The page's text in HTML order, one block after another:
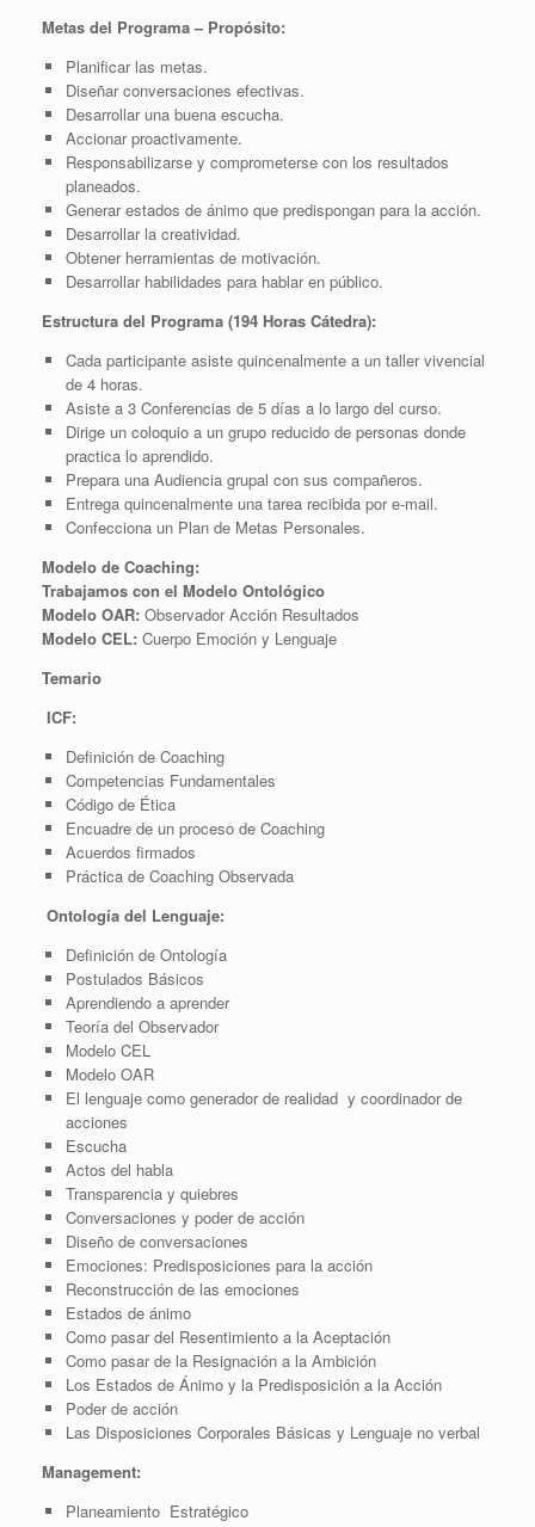
Metas del Programa – Propósito:
Planificar las metas.
Diseñar conversaciones efectivas.
Desarrollar una buena escucha.
Accionar proactivamente.
Responsabilizarse y comprometerse con los resultados
planeados.
Generar estados de ánimo que predispongan para la acción.
Desarrollar la creatividad.
Obtener herramientas de motivación.
Desarrollar habilidades para hablar en público.
Estructura del Programa (194 Horas Cátedra):
Cada participante asiste quincenalmente a un taller vivencial
de 4 horas.
Asiste a 3 Conferencias de 5 días a lo largo del curso.
Dirige un coloquio a un grupo reducido de personas donde
practica lo aprendido.
Prepara una Audiencia grupal con sus compañeros.
Entrega quincenalmente una tarea recibida por e-mail.
Confecciona un Plan de Metas Personales.
Modelo de Coaching:
Trabajamos con el Modelo Ontológico
Modelo OAR: Observador Acción Resultados
Modelo CEL: Cuerpo Emoción y Lenguaje
Temario
ICF:
Definición de Coaching
Competencias Fundamentales
Código de Ética
Encuadre de un proceso de Coaching
Acuerdos firmados
Práctica de Coaching Observada
Ontología del Lenguaje:
Definición de Ontología
Postulados Básicos
Aprendiendo a aprender
Teoría del Observador
Modelo CEL
Modelo OAR
El lenguaje como generador de realidad y coordinador de
acciones
Escucha
Actos del habla
Transparencia y quiebres
Conversaciones y poder de acción
Diseño de conversaciones
Emociones: Predisposiciones para la acción
Reconstrucción de las emociones
Estados de ánimo
Como pasar del Resentimiento a la Aceptación
Como pasar de la Resignación a la Ambición
Los Estados de Ánimo y la Predisposición a la Acción
Poder de acción
Las Disposiciones Corporales Básicas y Lenguaje no verbal
Management:
Planeamiento Estratégico